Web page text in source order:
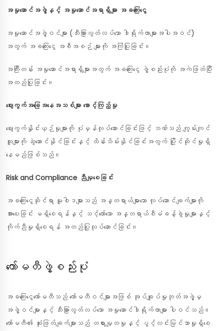
အမှုဆောင်အဖွဲ့နှင့် အမှုဆောင်အရာရှိများ အခကြေးငွေ
အမှုဆောင်အဖွဲ့ဝင်များ (သီးခြားလွတ်လပ်သော ဒါရိုက်တာများအပါအဝင်)
အတွက် အခကြေးငွေ အစီအစဉ် များကို အကြံပြုခြင်း။
အကြီးတန်း အမှုဆောင်အရာရှိများအတွက် အခကြေးငွေ ဖွဲ့စည်းပုံကို အကဲဖြတ်ပြီး
အတည်ပြုခြင်း။
ဈေးကွက်အခြေအနေအသစ်များ စောင့်ကြည့်မှု
ဈေးကွက်နှိုင်းယှဉ်မှုများကို ပုံမှန်လုပ်ဆောင်ခြင်းဖြင့် ဘဏ်သည် ကျွမ်းကျင်
သူများကို ဆွဲဆောင်နိုင်ခြင်းနှင့် ထိန်းသိမ်းနိုင်ခြင်းအတွက် ပြိုင်ဆိုင်မှုရှိ
နေမည်ဖြစ်သည်။
Risk and Compliance ညီမျှစေခြင်း
အခကြေးငွေဆိုင်ရာ မူဝါဒများသည် အန္တရာယ်များသော လုပ်ဆောင်ချက်များကို
အားပေးခြင်း မရှိစေရန်နှင့် သင့်တော်သော အန္တရာယ်စီမံခန့်ခွဲမှုများနှင့်
ကိုက်ညီမှုရှိစေရန် အတည်ပြုလုပ်ဆောင်ခြင်း။
ကော်မတီဖွဲ့စည်းပုံ
အခကြေးငွေကော်မတီသည် ကော်မတီဝင်များအဖြစ် အုပ်ချုပ်မှုဘုတ်အဖွဲ့မှ
အဖွဲ့ဝင်များနှင့် သီးခြားလွတ်လပ်သော အမှုဆောင်ဒါရိုက်တာများ ပါဝင်သည်။
ကော်မတီ၏ ဆုံးဖြတ်ချက်များသည် တရားမျှတမှုနှင့် ပွင့်လင်းမြင်သာမှုရှိစေ